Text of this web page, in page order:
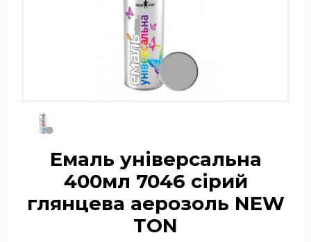
Емаль універсальна
400мл 7046 сірий
глянцева аерозоль NEW
TON